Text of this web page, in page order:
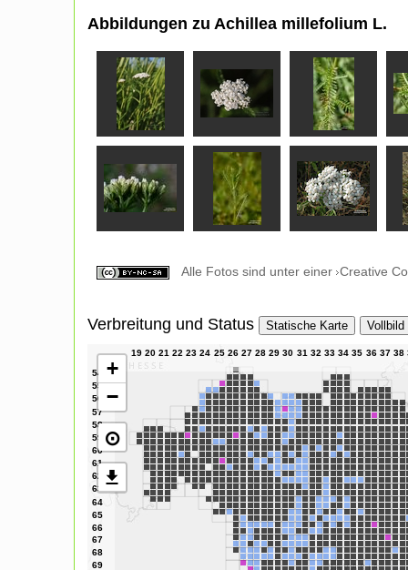
Abbildungen zu Achillea millefolium L.
Alle Fotos sind unter einer Creative
Verbreitung und Status Statische Karte Vollbild
+
−
⊙